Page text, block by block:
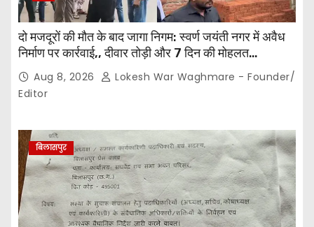
दो मजदूरों की मौत के बाद जागा निगम: स्वर्ण जयंती नगर में अवैध
निर्माण पर कार्रवाई,, दीवार तोड़ी और 7 दिन की मोहलत…
Aug 8, 2026
Lokesh War Waghmare - Founder/
Editor
बिलासपुर